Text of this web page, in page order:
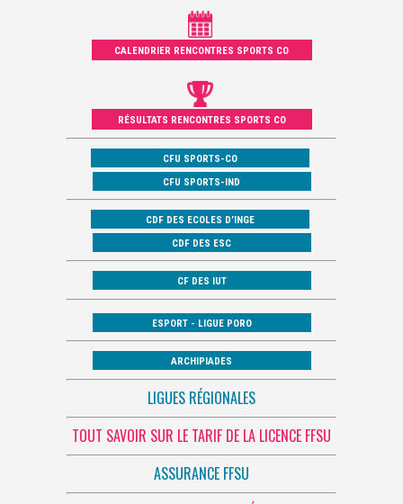
CALENDRIER RENCONTRES SPORTS CO
RÉSULTATS RENCONTRES SPORTS CO
CFU SPORTS-CO
CFU SPORTS-IND
CDF DES ECOLES D’INGE
CDF DES ESC
CF DES IUT
ESPORT - LIGUE PORO
ARCHIPIADES
LIGUES RÉGIONALES
TOUT SAVOIR SUR LE TARIF DE LA LICENCE FFSU
ASSURANCE FFSU